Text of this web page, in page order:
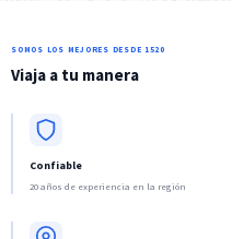
SOMOS LOS MEJORES DESDE 1520
Viaja a tu manera
Confiable
20 años de experiencia en la región